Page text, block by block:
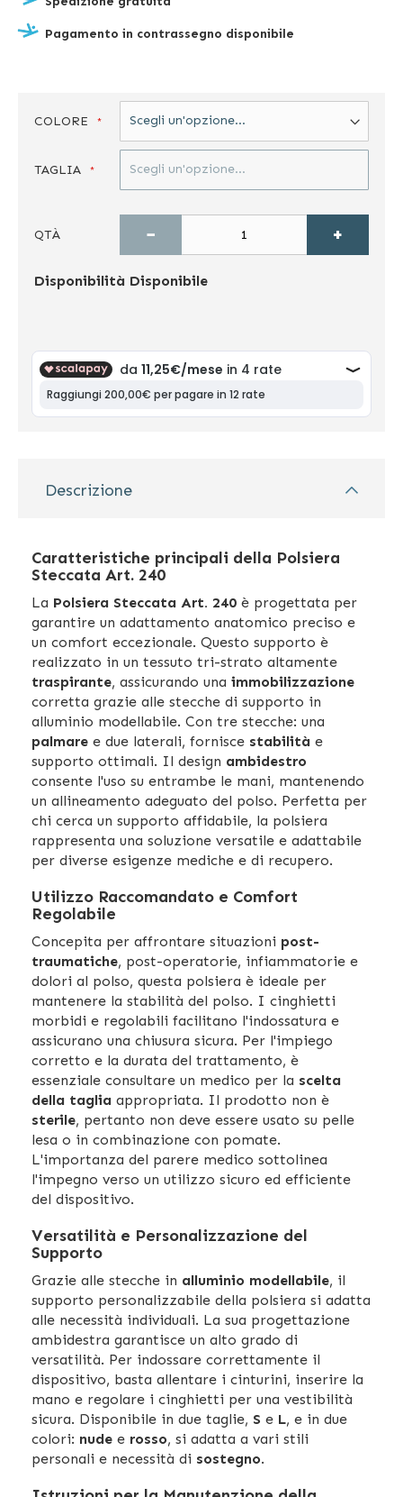
Pagamento in contrassegno disponibile
COLORE
TAGLIA
QTÀ − +
Disponibilità Disponibile
Descrizione
Caratteristiche principali della Polsiera
Steccata Art. 240
La Polsiera Steccata Art. 240 è progettata per
garantire un adattamento anatomico preciso e
un comfort eccezionale. Questo supporto è
realizzato in un tessuto tri-strato altamente
traspirante, assicurando una immobilizzazione
corretta grazie alle stecche di supporto in
alluminio modellabile. Con tre stecche: una
palmare e due laterali, fornisce stabilità e
supporto ottimali. Il design ambidestro
consente l'uso su entrambe le mani, mantenendo
un allineamento adeguato del polso. Perfetta per
chi cerca un supporto affidabile, la polsiera
rappresenta una soluzione versatile e adattabile
per diverse esigenze mediche e di recupero.
Utilizzo Raccomandato e Comfort
Regolabile
Concepita per affrontare situazioni post-
traumatiche, post-operatorie, infiammatorie e
dolori al polso, questa polsiera è ideale per
mantenere la stabilità del polso. I cinghietti
morbidi e regolabili facilitano l'indossatura e
assicurano una chiusura sicura. Per l'impiego
corretto e la durata del trattamento, è
essenziale consultare un medico per la scelta
della taglia appropriata. Il prodotto non è
sterile, pertanto non deve essere usato su pelle
lesa o in combinazione con pomate.
L'importanza del parere medico sottolinea
l'impegno verso un utilizzo sicuro ed efficiente
del dispositivo.
Versatilità e Personalizzazione del
Supporto
Grazie alle stecche in alluminio modellabile, il
supporto personalizzabile della polsiera si adatta
alle necessità individuali. La sua progettazione
ambidestra garantisce un alto grado di
versatilità. Per indossare correttamente il
dispositivo, basta allentare i cinturini, inserire la
mano e regolare i cinghietti per una vestibilità
sicura. Disponibile in due taglie, S e L, e in due
colori: nude e rosso, si adatta a vari stili
personali e necessità di sostegno.